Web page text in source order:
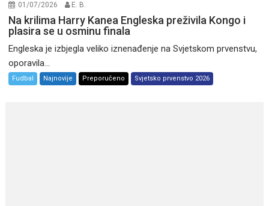
01/07/2026 E. B.
Na krilima Harry Kanea Engleska preživila Kongo i
plasira se u osminu finala
Engleska je izbjegla veliko iznenađenje na Svjetskom prvenstvu,
oporavila...
Fudbal Najnovije Preporučeno Svjetsko prvenstvo 2026